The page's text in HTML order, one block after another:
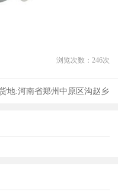
浏览次数： 246次
地:河南省郑州中原区沟赵乡